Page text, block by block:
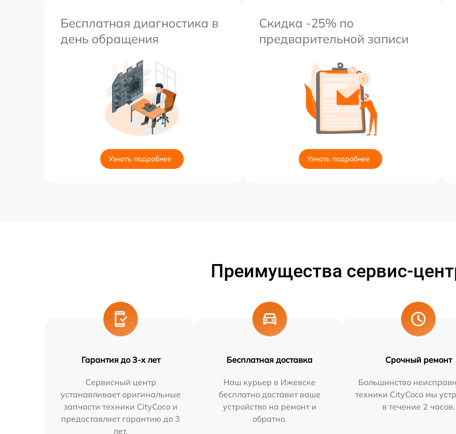
Бесплатная диагностика в
день обращения
Узнать подробнее
Скидка -25% по
предварительной записи
Узнать подробнее
Преимущества сервис-
Гарантия до 3-х лет
Сервисный центр
устанавливает оригинальные
запчасти техники CityCoco и
предоставляет гарантию до 3
лет.
Бесплатная доставка
Наш курьер в Ижевске
бесплатно доставит ваше
устройство на ремонт и
обратно.
Срочный ремонт
Большинство
техники CityCoco мы
в течение 2 часов.